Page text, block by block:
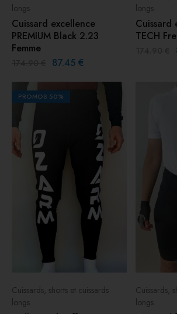
longs
Cuissard excellence
PREMIUM Black 2.23
Femme
87.45 €
longs
Cuissard
TECH
PROMOS 50%
Cuissards, shorts et cuissards
longs
Cuissards,
longs